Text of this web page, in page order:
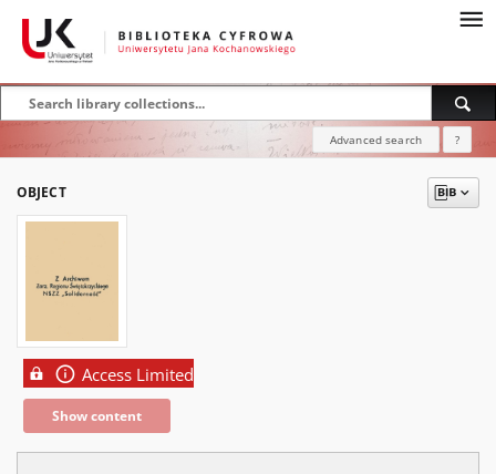
Advanced search ?
OBJECT
Access Limited
Show content